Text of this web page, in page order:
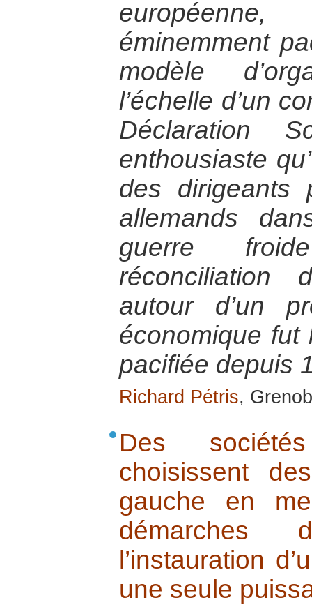
éminemment
modèle
l’échelle d’un
Déclaration
enthousiaste
des dirigeants
allemands
guerre
réconciliation
autour d’un
économique fut
pacifiée depuis
Richard Pétris,
Des sociétés
choisissent
gauche en
démarches
l’instauration
une seule